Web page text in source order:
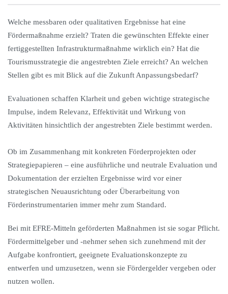
Welche messbaren oder qualitativen Ergebnisse hat eine
Fördermaßnahme erzielt? Traten die gewünschten Effekte einer
fertiggestellten Infrastrukturmaßnahme wirklich ein? Hat die
Tourismusstrategie die angestrebten Ziele erreicht? An welchen
Stellen gibt es mit Blick auf die Zukunft Anpassungsbedarf?
Evaluationen schaffen Klarheit und geben wichtige strategische
Impulse, indem Relevanz, Effektivität und Wirkung von
Aktivitäten hinsichtlich der angestrebten Ziele bestimmt werden.
Ob im Zusammenhang mit konkreten Förderprojekten oder
Strategiepapieren – eine ausführliche und neutrale Evaluation und
Dokumentation der erzielten Ergebnisse wird vor einer
strategischen Neuausrichtung oder Überarbeitung von
Förderinstrumentarien immer mehr zum Standard.
Bei mit EFRE-Mitteln geförderten Maßnahmen ist sie sogar Pflicht.
Fördermittelgeber und -nehmer sehen sich zunehmend mit der
Aufgabe konfrontiert, geeignete Evaluationskonzepte zu
entwerfen und umzusetzen, wenn sie Fördergelder vergeben oder
nutzen wollen.